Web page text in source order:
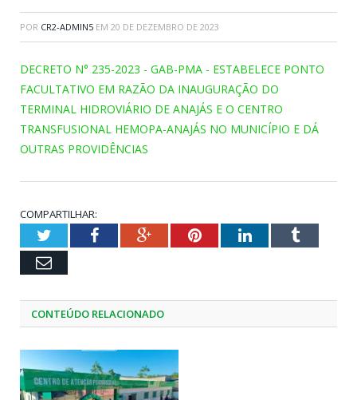
POR CR2-ADMIN5 EM 20 DE DEZEMBRO DE 2023
DECRETO N° 235-2023 - GAB-PMA - ESTABELECE PONTO
FACULTATIVO EM RAZÃO DA INAUGURAÇÃO DO
TERMINAL HIDROVIÁRIO DE ANAJÁS E O CENTRO
TRANSFUSIONAL HEMOPA-ANAJÁS NO MUNICÍPIO E DÁ
OUTRAS PROVIDÊNCIAS
COMPARTILHAR:
TwitterFacebookGoogle+PinterestLinkedInTumblr
Email
CONTEÚDO RELACIONADO